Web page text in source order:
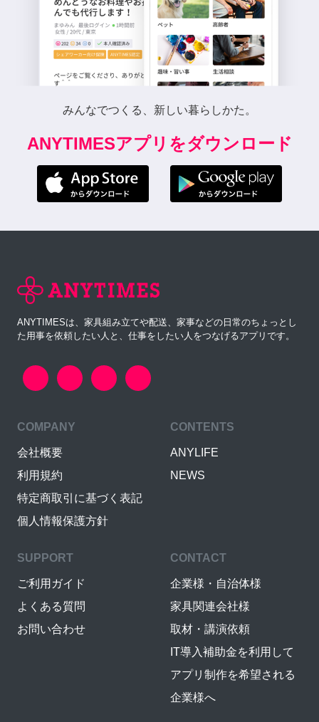
みんなでつくる、新しい暮らしかた。
ANYTIMESアプリをダウンロード
ANYTIMESは、家具組み立てや配送、家事などの日常のちょっとし
た用事を依頼したい人と、仕事をしたい人をつなげるアプリです。
COMPANY
会社概要
利用規約
特定商取引に基づく表記
個人情報保護方針
CONTENTS
ANYLIFE
NEWS
SUPPORT
ご利用ガイド
よくある質問
お問い合わせ
CONTACT
企業様・自治体様
家具関連会社様
取材・講演依頼
IT導入補助金を利用して
アプリ制作を希望される
企業様へ